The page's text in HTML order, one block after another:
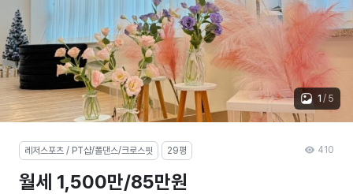
1 / 5
레저스포츠 / PT샵/폴댄스/크로스핏 29평
월세 1,500만/85만원
410